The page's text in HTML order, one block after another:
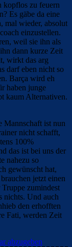
kopflos zu feuern
Es gäbe da eine
mal wieder, absolut
einzustellen.
weil sie ihn als
dann kurze Zeit
wirkt das arg
darf eben nicht so
Barça wird eh
haben junge
kaum Alternativen.
Mannschaft ist nun
nicht schafft,
100%
das ist bei uns der
nahezu so
gewünscht hat,
jetzt einen
Truppe zumindest
nichts. Und auch
den erhofften
Fati, werden Zeit
abzugeben